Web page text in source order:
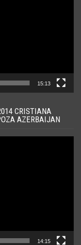
15:13
CRISTIANA
AZERBAIJAN
14:15